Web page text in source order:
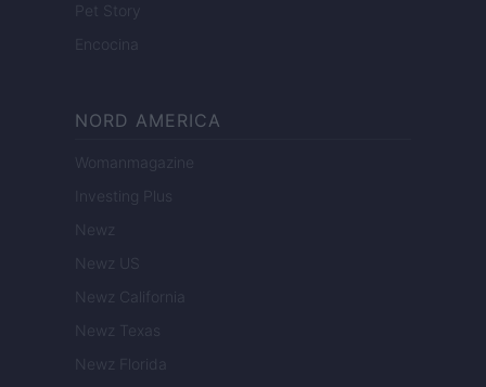
Pet Story
Encocina
NORD AMERICA
Womanmagazine
Investing Plus
Newz
Newz US
Newz California
Newz Texas
Newz Florida